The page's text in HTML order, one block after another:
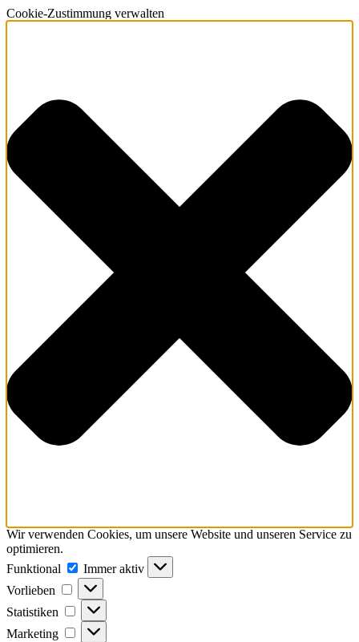
Cookie-Zustimmung verwalten
Wir verwenden Cookies, um unsere Website und unseren Service zu
optimieren.
Funktional
Funktional
Immer aktiv
Vorlieben
Vorlieben
Statistiken Statistiken
Marketing Marketing